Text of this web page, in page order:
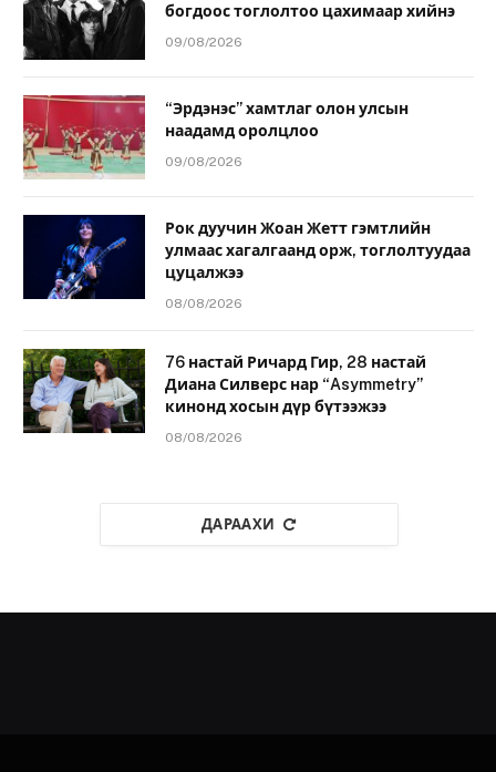
богдоос тоглолтоо цахимаар хийнэ
09/08/2026
“Эрдэнэс” хамтлаг олон улсын
наадамд оролцлоо
09/08/2026
Рок дуучин Жоан Жетт гэмтлийн
улмаас хагалгаанд орж, тоглолтуудаа
цуцалжээ
08/08/2026
76 настай Ричард Гир, 28 настай
Диана Силверс нар “Asymmetry”
кинонд хосын дүр бүтээжээ
08/08/2026
ДАРААХИ